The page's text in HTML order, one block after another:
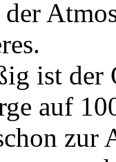
ist
auf
zur